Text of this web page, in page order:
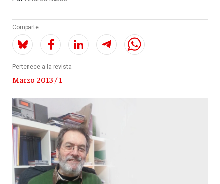
Comparte
Pertenece a la revista
Marzo 2013 / 1